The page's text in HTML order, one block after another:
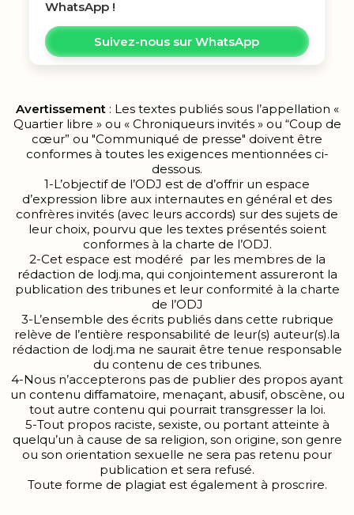
WhatsApp !
Suivez-nous sur WhatsApp
Avertissement: Les textes publiés sous l’appellation «
Quartier libre » ou « Chroniqueurs invités » ou “Coup de
cœur” ou "Communiqué de presse" doivent être
conformes à toutes les exigences mentionnées ci-
dessous.
1-L’objectif de l’ODJ est de d’offrir un espace
d’expression libre aux internautes en général et des
confrères invités (avec leurs accords) sur des sujets de
leur choix, pourvu que les textes présentés soient
conformes à la charte de l’ODJ.
2-Cet espace est modéré par les membres de la
rédaction de lodj.ma, qui conjointement assureront la
publication des tribunes et leur conformité à la charte
de l’ODJ
3-L’ensemble des écrits publiés dans cette rubrique
relève de l’entière responsabilité de leur(s) auteur(s).la
rédaction de lodj.ma ne saurait être tenue responsable
du contenu de ces tribunes.
4-Nous n’accepterons pas de publier des propos ayant
un contenu diffamatoire, menaçant, abusif, obscène, ou
tout autre contenu qui pourrait transgresser la loi.
5-Tout propos raciste, sexiste, ou portant atteinte à
quelqu’un à cause de sa religion, son origine, son genre
ou son orientation sexuelle ne sera pas retenu pour
publication et sera refusé.
Toute forme de plagiat est également à proscrire.